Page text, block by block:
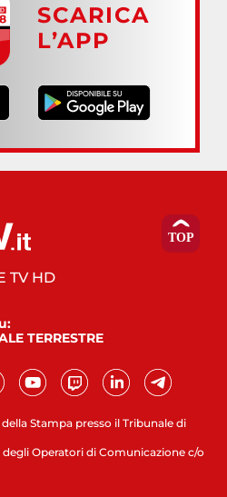
SCARICA
L’APP
Stampa presso il Tribunale di
Operatori di Comunicazione c/o
TV HD
TERRESTRE